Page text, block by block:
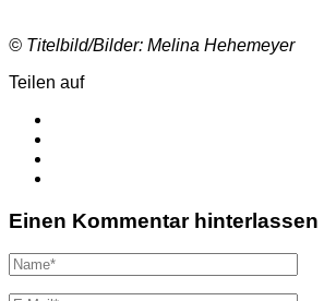
© Titelbild/Bilder: Melina Hehemeyer
Teilen auf
Einen Kommentar hinterlassen